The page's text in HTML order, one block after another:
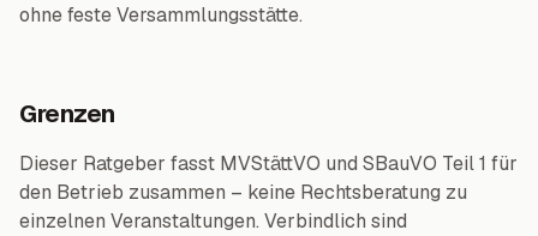
ohne feste Versammlungsstätte.
Grenzen
Dieser Ratgeber fasst MVStättVO und SBauVO Teil 1 für
den Betrieb zusammen – keine Rechtsberatung zu
einzelnen Veranstaltungen. Verbindlich sind